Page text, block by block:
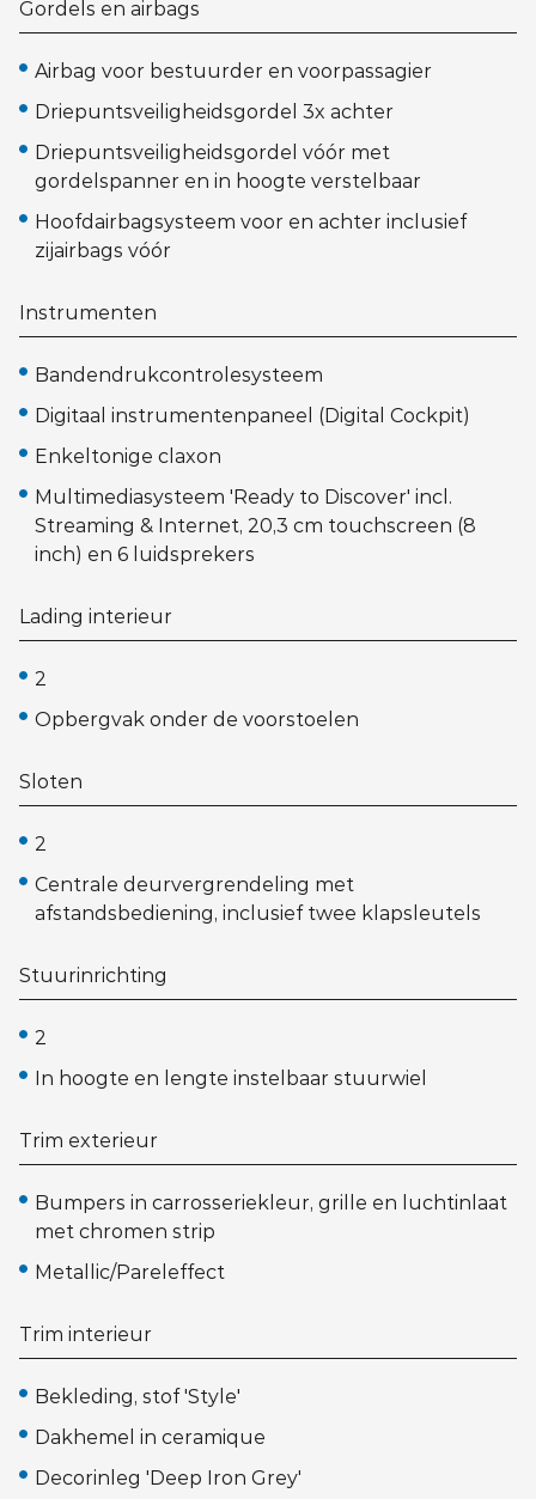
Gordels en airbags
Airbag voor bestuurder en voorpassagier
Driepuntsveiligheidsgordel 3x achter
Driepuntsveiligheidsgordel vóór met
gordelspanner en in hoogte verstelbaar
Hoofdairbagsysteem voor en achter inclusief
zijairbags vóór
Instrumenten
Bandendrukcontrolesysteem
Digitaal instrumentenpaneel (Digital Cockpit)
Enkeltonige claxon
Multimediasysteem 'Ready to Discover' incl.
Streaming & Internet, 20,3 cm touchscreen (8
inch) en 6 luidsprekers
Lading interieur
2
Opbergvak onder de voorstoelen
Sloten
2
Centrale deurvergrendeling met
afstandsbediening, inclusief twee klapsleutels
Stuurinrichting
2
In hoogte en lengte instelbaar stuurwiel
Trim exterieur
Bumpers in carrosseriekleur, grille en luchtinlaat
met chromen strip
Metallic/Pareleffect
Trim interieur
Bekleding, stof 'Style'
Dakhemel in ceramique
Decorinleg 'Deep Iron Grey'